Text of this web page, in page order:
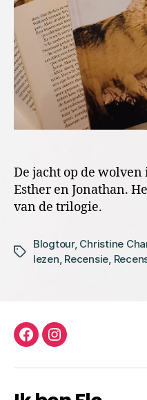
De jacht op de
Esther en Jonathan.
van de trilogie.
Tags
Blogtour, Christine
lezen, Recensie,
facebookinstagram